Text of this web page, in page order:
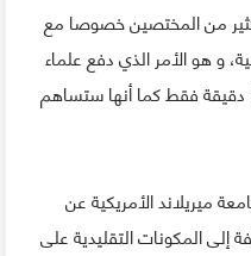
من المختصين خصوصا مع
و هو الأمر الذي دفع علماء
أمريكيين لابتكار بطارية تشحن في 12 دقيقة فقط كما أنها ستساهم
ميريلاند الأمريكية عن
إلى المكونات التقليدية على